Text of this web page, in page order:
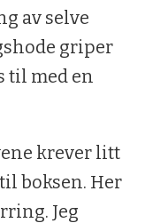
av selve
griper
til med en
krever litt
boksen. Her
Jeg